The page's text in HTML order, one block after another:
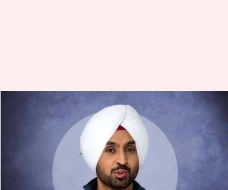
Diljit Dosanjh: హైదరాబాద్ కచేరీకి
ముందు దిల్జిత్ దోసాంజ్‌కి తెలంగాణ
ప్రభుత్వం నోటీసు
Sirish Praharaju Nov 15, 2024 11:26 am
ఈ వార్తాకథనం ఏంటి